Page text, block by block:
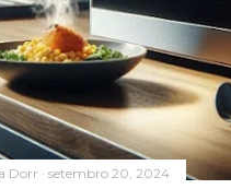
Dorr setembro 20, 2024